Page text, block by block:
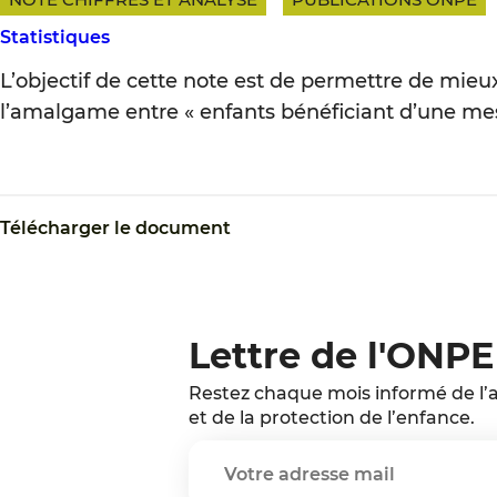
Statistiques
L’objectif de cette note est de permettre de
l’amalgame entre « enfants bénéficiant d’une
Télécharger le document
Lettre de l'ONPE
Restez chaque mois informé de
et de la protection de l’enfance.